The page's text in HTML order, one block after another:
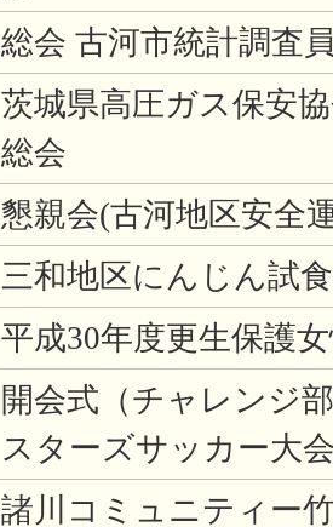
総会 古河市統計調査
茨城県高圧ガス保安
総会
懇親会(古河地区安全
三和地区にんじん試
平成30年度更生保護
開会式（チャレンジ
スターズサッカー大
諸川コミュニティー